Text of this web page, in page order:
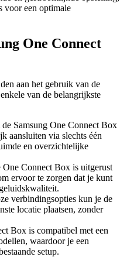
voor een optimale
One Connect
aan het gebruik van de
van de belangrijkste
Samsung One Connect Box
aansluiten via slechts één
en overzichtelijke
One Connect Box is uitgerust
ervoor te zorgen dat je kunt
verbindingsopties kun je de
locatie plaatsen, zonder
Box is compatibel met een
waardoor je een
setup.